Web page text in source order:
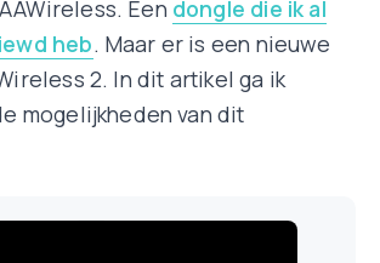
Een dongle die ik al
heb. Maar er is een nieuwe
2. In dit artikel ga ik
mogelijkheden van dit